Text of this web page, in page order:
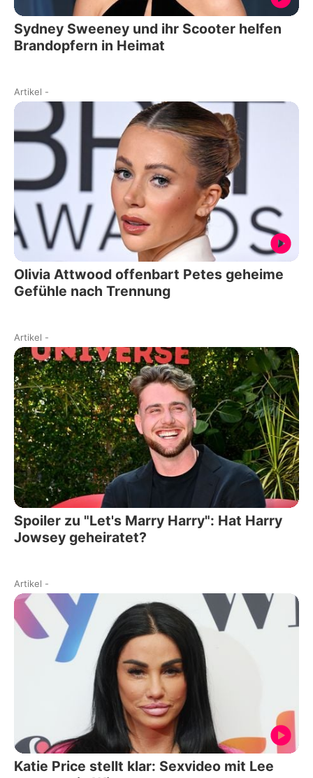
Sydney Sweeney und ihr Scooter helfen
Brandopfern in Heimat
Artikel -
Olivia Attwood offenbart Petes geheime
Gefühle nach Trennung
Artikel -
Spoiler zu "Let's Marry Harry": Hat Harry
Jowsey geheiratet?
Artikel -
Katie Price stellt klar: Sexvideo mit Lee